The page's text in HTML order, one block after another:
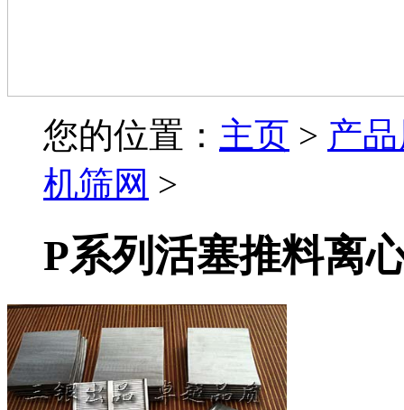
您的位置： 主页 > 产
机筛网 >
P系列活塞推料离